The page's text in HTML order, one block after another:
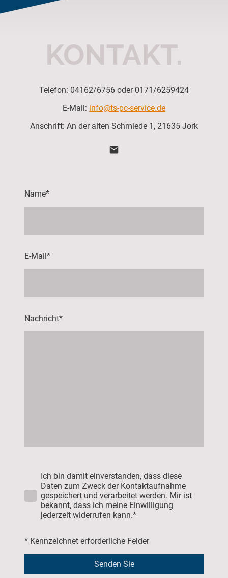
KONTAKT.
Telefon: 04162/6756 oder 0171/6259424
E-Mail: info@ts-pc-service.de
Anschrift: An der alten Schmiede 1, 21635 Jork
Name*
E-Mail*
Nachricht*
Ich bin damit einverstanden, dass diese
Daten zum Zweck der Kontaktaufnahme
gespeichert und verarbeitet werden. Mir ist
bekannt, dass ich meine Einwilligung
jederzeit widerrufen kann.*
* Kennzeichnet erforderliche Felder
Senden Sie